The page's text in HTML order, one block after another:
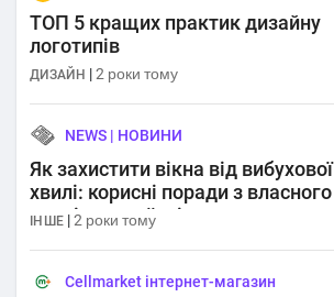
ТОП 5 кращих практик дизайну
логотипів
ДИЗАЙН |2 роки тому
NEWS | НОВИНИ
Як захистити вікна від вибухової
хвилі: корисні поради з власного
досвіду українців
ІНШЕ |2 роки тому
Cellmarket інтернет-магазин